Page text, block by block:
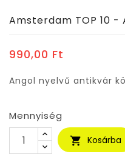
Amsterdam TOP 10 -
990,00 Ft
Angol nyelvű antikvár
Mennyiség
 Kosárba